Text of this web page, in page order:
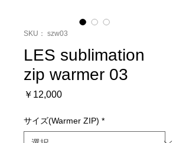
SKU： szw03
LES sublimation
zip warmer 03
￥12,000価
サイズ(Warmer ZIP) *